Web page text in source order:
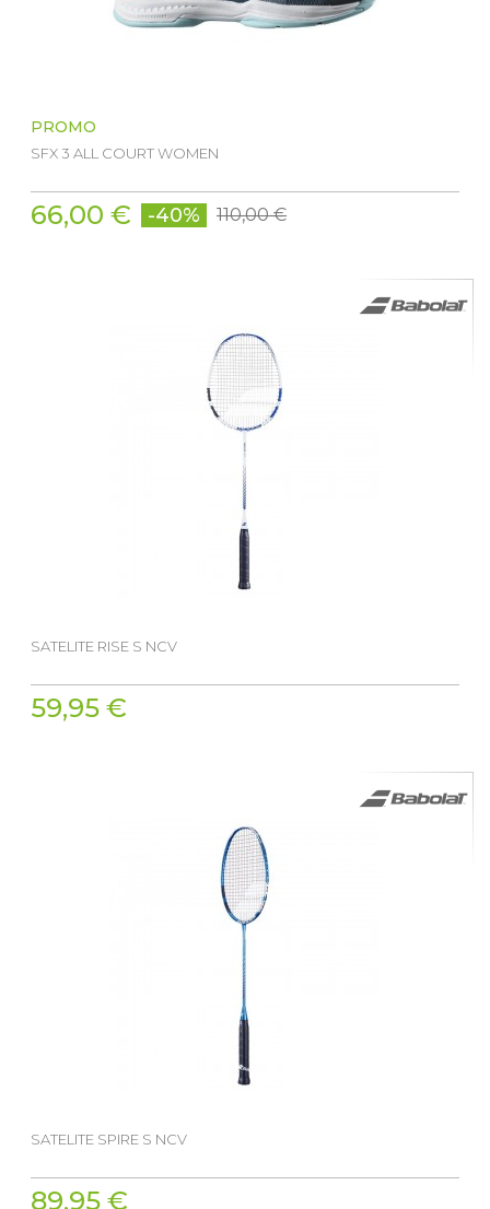
PROMO
SFX 3 ALL COURT WOMEN
66,00 € -40% 110,00 €
SATELITE RISE S NCV
59,95 €
SATELITE SPIRE S NCV
89,95 €